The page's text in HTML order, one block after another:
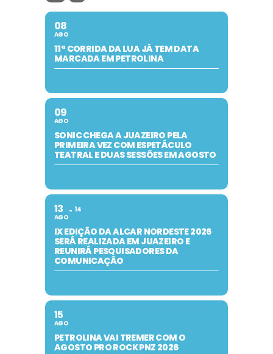
08
AGO
11ª CORRIDA DA LUA JÁ TEM DATA
MARCADA EM PETROLINA
09
AGO
SONIC CHEGA A JUAZEIRO PELA
PRIMEIRA VEZ COM ESPETÁCULO
TEATRAL E DUAS SESSÕES EM AGOSTO
13
AGO
14
IX EDIÇÃO DA ALCAR NORDESTE 2026
SERÁ REALIZADA EM JUAZEIRO E
REUNIRÁ PESQUISADORES DA
COMUNICAÇÃO
15
AGO
PETROLINA VAI TREMER COM O
AGOSTO PRO ROCK PNZ 2026